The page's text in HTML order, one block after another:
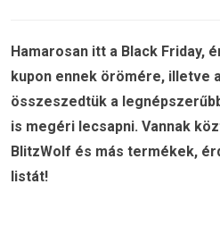
Hamarosan itt a Black Friday,
kupon ennek örömére, illetve
összeszedtük a
is megéri lecsapni. Vannak
BlitzWolf és más termékek,
listát!